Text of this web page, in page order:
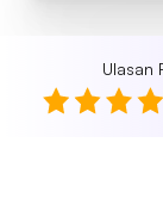
Ulasan